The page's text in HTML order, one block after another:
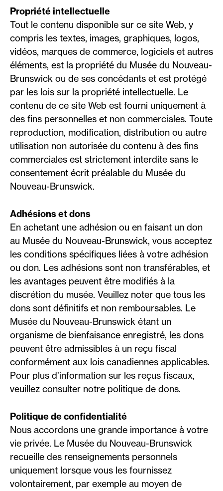
Propriété intellectuelle
Tout le contenu disponible sur ce site Web, y
compris les textes, images, graphiques, logos,
vidéos, marques de commerce, logiciels et autres
éléments, est la propriété du Musée du Nouveau-
Brunswick ou de ses concédants et est protégé
par les lois sur la propriété intellectuelle. Le
contenu de ce site Web est fourni uniquement à
des fins personnelles et non commerciales. Toute
reproduction, modification, distribution ou autre
utilisation non autorisée du contenu à des fins
commerciales est strictement interdite sans le
consentement écrit préalable du Musée du
Nouveau-Brunswick.
Adhésions et dons
En achetant une adhésion ou en faisant un don
au Musée du Nouveau-Brunswick, vous acceptez
les conditions spécifiques liées à votre adhésion
ou don. Les adhésions sont non transférables, et
les avantages peuvent être modifiés à la
discrétion du musée. Veuillez noter que tous les
dons sont définitifs et non remboursables. Le
Musée du Nouveau-Brunswick étant un
organisme de bienfaisance enregistré, les dons
peuvent être admissibles à un reçu fiscal
conformément aux lois canadiennes applicables.
Pour plus d’information sur les reçus fiscaux,
veuillez consulter notre politique de dons.
Politique de confidentialité
Nous accordons une grande importance à votre
vie privée. Le Musée du Nouveau-Brunswick
recueille des renseignements personnels
uniquement lorsque vous les fournissez
volontairement, par exemple au moyen de